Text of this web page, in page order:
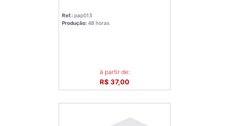
Ref.:pap013
Produção:48 horas
à partir de:
R$ 37,00